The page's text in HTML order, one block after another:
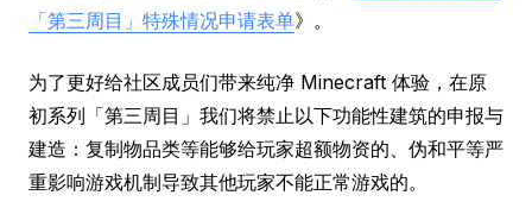
「第三周目」特殊情况申请表单》。
为了更好给社区成员们带来纯净 Minecraft 体验，在原
初系列「第三周目」我们将禁止以下功能性建筑的申报与
建造：复制物品类等能够给玩家超额物资的、伪和平等严
重影响游戏机制导致其他玩家不能正常游戏的。